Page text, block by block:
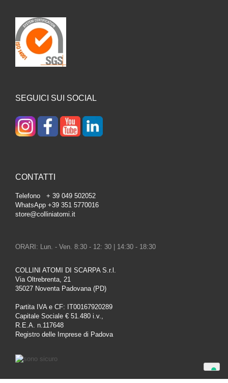
SEGUICI SUI SOCIAL
CONTATTI
Telefono + 39 049 502052
WhatsApp +39 351 5770016
store@colliniatomi.it
ORARI: Lun. - Ven. 8:30 - 12: 30 | 14:30 - 18:30
COLLINI ATOMI DI SCARPA S.r.l.
Via Oltrebrenta, 21
35027 Noventa Padovana (PD)
Partita IVA e CF: IT00167920289
Capitale Sociale € 51.480 i.v.,
R.E.A. n.117648
Registro delle Imprese di Padova